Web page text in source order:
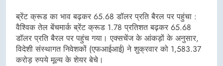
ब्रेंट क्रूड का भाव बढ़कर 65.68 डॉलर प्रति बैरल पर पहुंचा :
वैश्विक तेल बेंचमार्क ब्रेंट क्रूड 1.78 प्रतिशत बढ़कर 65.68
डॉलर प्रति बैरल पर पहुंच गया। एक्सचेंज के आंकड़ों के अनुसार,
विदेशी संस्थागत निवेशकों (एफआईआई) ने शुक्रवार को 1,583.37
करोड़ रुपये मूल्य के शेयर बेचे।